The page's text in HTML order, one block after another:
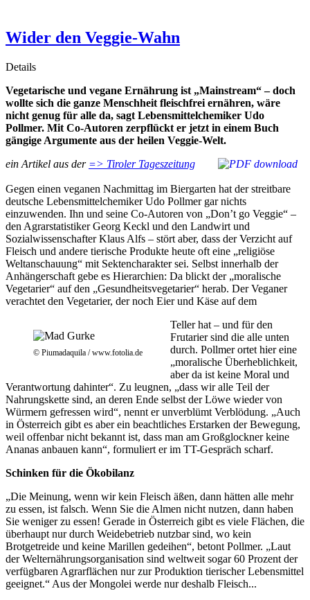
Wider den Veggie-Wahn
Details
Vegetarische und vegane Ernährung ist „Mainstream“ –doch
wollte sich die ganze Menschheit fleischfrei ernähren, wäre
nicht genug für alle da, sagt Lebensmittelchemiker Udo
Pollmer. Mit Co-Autoren zerpflückt er jetzt in einem Buch
gängige Argumente aus der heilen Veggie-Welt.
ein Artikel aus der => Tiroler Tageszeitung
Gegen einen veganen Nachmittag im Biergarten hat der streitbare
deutsche Lebensmittelchemiker Udo Pollmer gar nichts
einzuwenden. Ihn und seine Co-Autoren von „Don’t go Veggie“ –
den Agrarstatistiker Georg Keckl und den Landwirt und
Sozialwissenschafter Klaus Alfs – stört aber, dass der Verzicht auf
Fleisch und andere tierische Produkte heute oft eine „religiöse
Weltanschauung“ mit Sektencharakter sei. Selbst innerhalb der
Anhängerschaft gebe es Hierarchien: Da blickt der „moralische
Vegetarier“ auf den „Gesundheitsvegetarier“ herab. Der Veganer
verachtet den Vegetarier, der noch Eier und Käse auf dem
© Piumadaquila / www.fotolia.de
Teller hat – und für den
Frutarier sind die alle unten
durch. Pollmer ortet hier eine
„moralische Überheblichkeit,
aber da ist keine Moral und
Verantwortung dahinter“. Zu leugnen, „dass wir alle Teil der
Nahrungskette sind, an deren Ende selbst der Löwe wieder von
Würmern gefressen wird“, nennt er unverblümt Verblödung. „Auch
in Österreich gibt es aber ein beachtliches Erstarken der Bewegung,
weil offenbar nicht bekannt ist, dass man am Großglockner keine
Ananas anbauen kann“, formuliert er im TT-Gespräch scharf.
Schinken für die Ökobilanz
„Die Meinung, wenn wir kein Fleisch äßen, dann hätten alle mehr
zu essen, ist falsch. Wenn Sie die Almen nicht nutzen, dann haben
Sie weniger zu essen! Gerade in Österreich gibt es viele Flächen, die
überhaupt nur durch Weidebetrieb nutzbar sind, wo kein
Brotgetreide und keine Marillen gedeihen“, betont Pollmer. „Laut
der Welternährungsorganisation sind weltweit sogar 60 Prozent der
verfügbaren Agrarflächen nur zur Produktion tierischer Lebensmittel
geeignet.“ Aus der Mongolei werde nur deshalb Fleisch...